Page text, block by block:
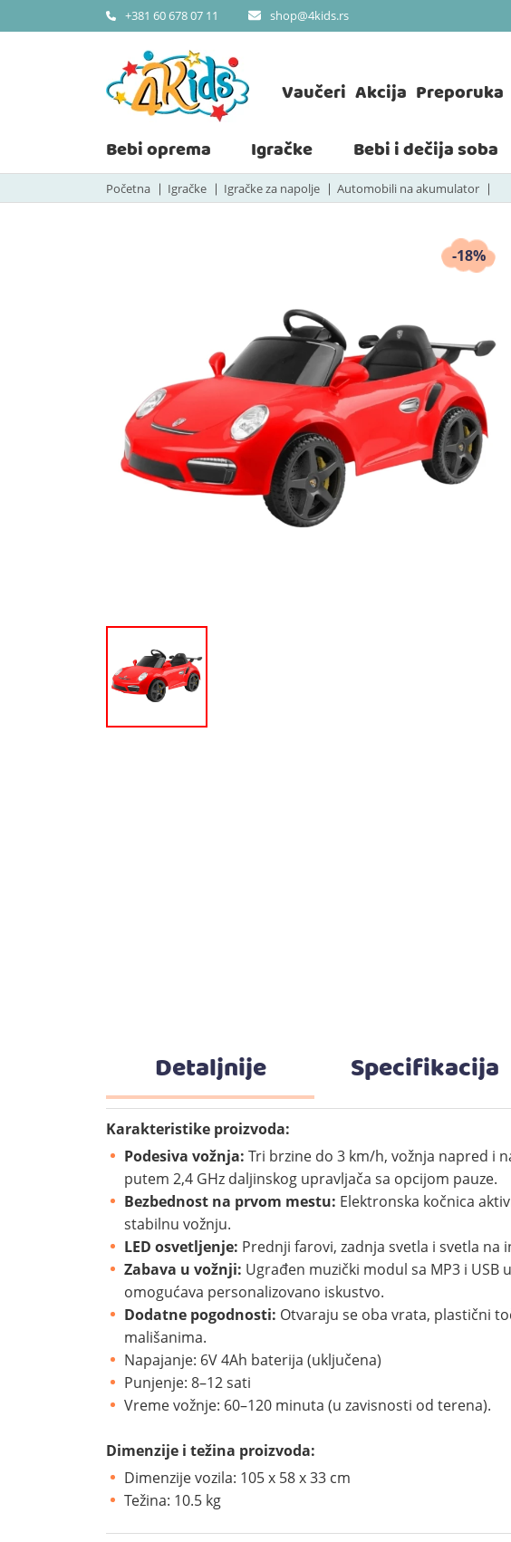
+381 60 678 07 11 shop@4kids.rs
Vaučeri Akcija Preporuka
Bebi oprema Igračke Bebi i dečija soba
Početna Igračke Igračke za napolje Automobili na akumulator
-18%
Detaljnije Specifikacija
Karakteristike proizvoda:
Podesiva vožnja: Tri brzine do 3 km/h, vožnja napred i
putem 2,4 GHz daljinskog upravljača sa opcijom pauze.
Bezbednost na prvom mestu: Elektronska kočnica
stabilnu vožnju.
LED osvetljenje: Prednji farovi, zadnja svetla i svetla
Zabava u vožnji: Ugrađen muzički modul sa MP3 i
omogućava personalizovano iskustvo.
Dodatne pogodnosti: Otvaraju se oba vrata, plastični
mališanima.
Napajanje: 6V 4Ah baterija (uključena)
Punjenje: 8–12 sati
Vreme vožnje: 60–120 minuta (u zavisnosti od terena).
Dimenzije i težina proizvoda:
Dimenzije vozila: 105 x 58 x 33 cm
Težina: 10.5 kg